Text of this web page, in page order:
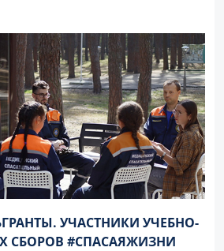
УЧАСТНИКИ УЧЕБНО-
СБОРОВ #СПАСАЯЖИЗНИ